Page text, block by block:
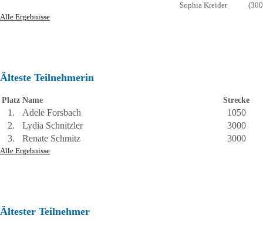
Sophia Kreider
Alle Ergebnisse
Älteste Teilnehmerin
Platz Name Strecke
1. Adele Forsbach
1050
2.
Lydia Schnitzler
3000
3.
Renate Schmitz 3000
Alle Ergebnisse
Ältester Teilnehmer